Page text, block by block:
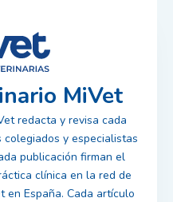
MiVet
redacta y revisa cada
y especialistas
publicación firman el
clínica en la red de
en España. Cada artículo